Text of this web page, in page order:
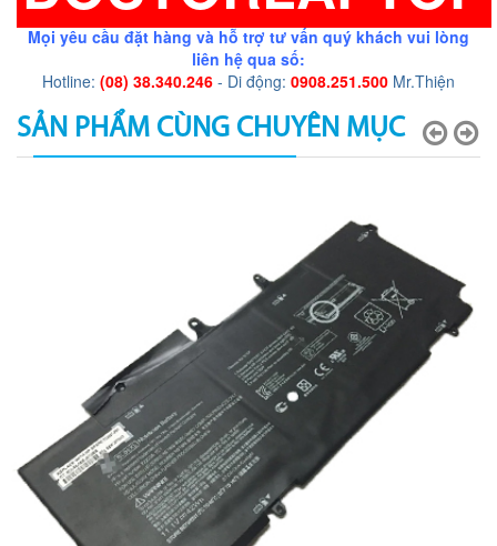
Mọi yêu cầu đặt hàng và hỗ trợ tư vấn quý khách vui lòng
liên hệ qua số:
Hotline: (08) 38.340.246 - Di động: 0908.251.500 Mr.Thiện
SẢN PHẨM CÙNG CHUYÊN MỤC